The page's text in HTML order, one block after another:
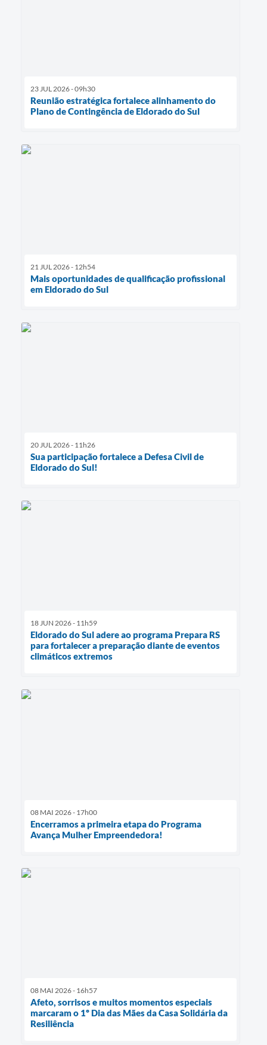
23 JUL 2026 - 09h30
Reunião estratégica fortalece alinhamento do
Plano de Contingência de Eldorado do Sul
21 JUL 2026 - 12h54
Mais oportunidades de qualificação profissional
em Eldorado do Sul
20 JUL 2026 - 11h26
Sua participação fortalece a Defesa Civil de
Eldorado do Sul!
18 JUN 2026 - 11h59
Eldorado do Sul adere ao programa Prepara RS
para fortalecer a preparação diante de eventos
climáticos extremos
08 MAI 2026 - 17h00
Encerramos a primeira etapa do Programa
Avança Mulher Empreendedora!
08 MAI 2026 - 16h57
Afeto, sorrisos e muitos momentos especiais
marcaram o 1º Dia das Mães da Casa Solidária da
Resiliência